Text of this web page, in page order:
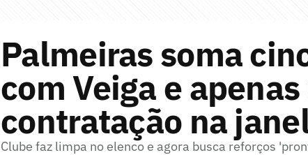
Palmeiras soma
com Veiga e
contratação na
Clube faz limpa no elenco e agora busca reforços